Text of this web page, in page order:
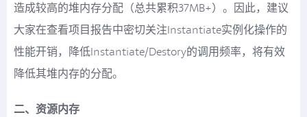
造成较高的堆内存分配（总共累积37MB+）。因此，建议
大家在查看项目报告中密切关注Instantiate实例化操作的
性能开销，降低Instantiate/Destory的调用频率，将有效
降低其堆内存的分配。
二、资源内存